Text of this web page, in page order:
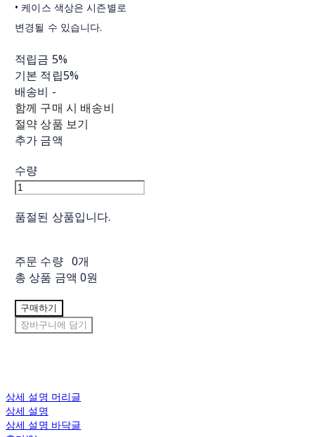
• 케이스 색상은 시즌별로
변경될 수 있습니다.
적립금 5%
기본 적립5%
배송비 -
함께 구매 시 배송비
절약 상품 보기
추가 금액
수량
품절된 상품입니다.
주문 수량 0개
총 상품 금액 0원
구매하기
장바구니에 담기
상세 설명 머리글
상세 설명
상세 설명 바닥글